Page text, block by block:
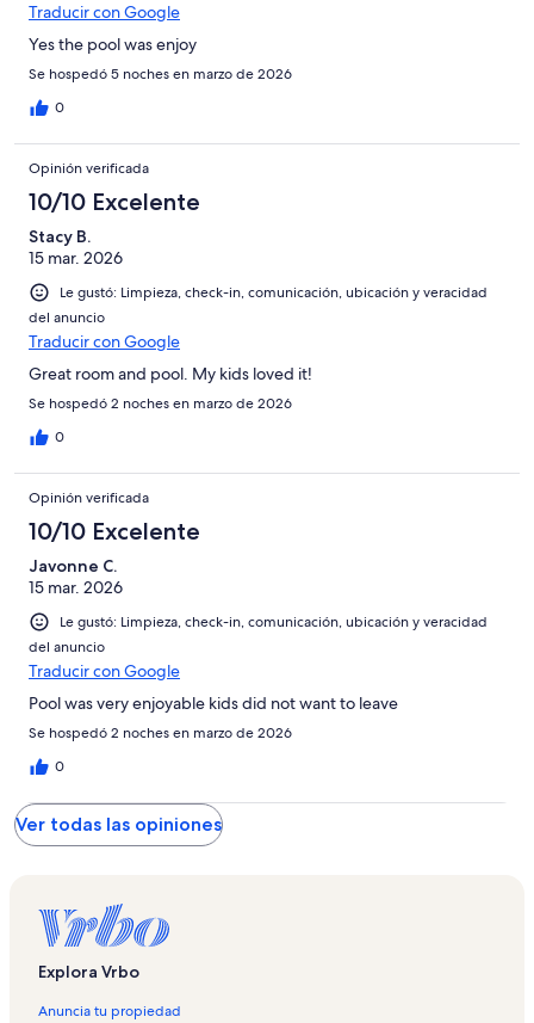
Traducir con Google
Yes the pool was enjoy
Se hospedó 5 noches en marzo de 2026
0
Opinión verificada
10/10 Excelente
Stacy B.
15 mar. 2026
Le gustó: Limpieza, check-in, comunicación, ubicación y veracidad
del anuncio
Traducir con Google
Great room and pool. My kids loved it!
Se hospedó 2 noches en marzo de 2026
0
Opinión verificada
10/10 Excelente
Javonne C.
15 mar. 2026
Le gustó: Limpieza, check-in, comunicación, ubicación y veracidad
del anuncio
Traducir con Google
Pool was very enjoyable kids did not want to leave
Se hospedó 2 noches en marzo de 2026
0
Ver todas las opiniones
Explora Vrbo
Anuncia tu propiedad